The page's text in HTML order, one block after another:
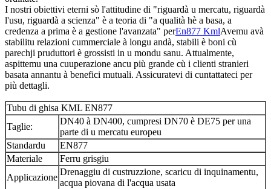
I nostri obiettivi eterni sò l'attitudine di "riguardà u mercatu, riguardà
l'usu, riguardà a scienza" è a teoria di "a qualità hè a basa, a
credenza a prima è a gestione l'avanzata" perEn877 KmlAvemu avà
stabilitu relazioni cummerciale à longu andà, stabili è boni cù
parechji pruduttori è grossisti in u mondu sanu. Attualmente,
aspittemu una cuuperazione ancu più grande cù i clienti stranieri
basata annantu à benefici mutuali. Assicuratevi di cuntattateci per
più dettagli.
Tubu di ghisa KML EN877
Taglie:
DN40 à DN400, cumpresi DN70 è DE75 per una
parte di u mercatu europeu
Standardu
EN877
Materiale
Ferru grisgiu
Applicazione
Drenaggiu di custruzzione, scaricu di inquinamentu,
acqua piovana di l'acqua usata